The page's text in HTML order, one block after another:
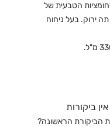
הטבעית של
ירוק. בעל ניחוח
אין ביקורות
הביקורת הראשונה?